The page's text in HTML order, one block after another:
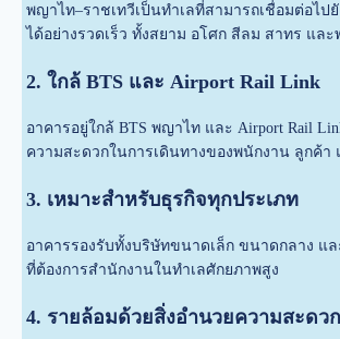
พญาไท–ราชเทวีเป็นทำเลที่สามารถเชื่อมต่อไป
ได้อย่างรวดเร็ว ทั้งสยาม อโศก สีลม สาทร และ
2. ใกล้ BTS และ Airport Rail Link
อาคารอยู่ใกล้ BTS พญาไท และ Airport Rail
ความสะดวกในการเดินทางของพนักงาน ลูกค้า
3. เหมาะสำหรับธุรกิจทุกประเภท
อาคารรองรับทั้งบริษัทขนาดเล็ก ขนาดกลาง แ
ที่ต้องการสำนักงานในทำเลศักยภาพสูง
4. รายล้อมด้วยสิ่งอำนวยความสะดว